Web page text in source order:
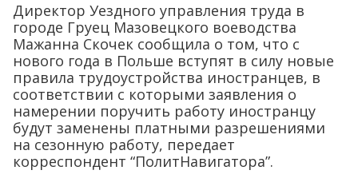
Директор Уездного управления труда в
городе Груец Мазовецкого воеводства
Мажанна Скочек сообщила о том, что с
нового года в Польше вступят в силу новые
правила трудоустройства иностранцев, в
соответствии с которыми заявления о
намерении поручить работу иностранцу
будут заменены платными разрешениями
на сезонную работу, передает
корреспондент “ПолитНавигатора”.